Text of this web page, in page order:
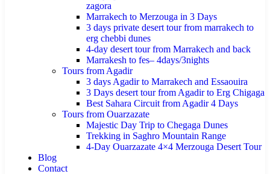
zagora
Marrakech to Merzouga in 3 Days
3 days private desert tour from marrakech to
erg chebbi dunes
4-day desert tour from Marrakech and back
Marrakesh to fes– 4days/3nights
Tours from Agadir
3 days Agadir to Marrakech and Essaouira
3 Days desert tour from Agadir to Erg Chigaga
Best Sahara Circuit from Agadir 4 Days
Tours from Ouarzazate
Majestic Day Trip to Chegaga Dunes
Trekking in Saghro Mountain Range
4-Day Ouarzazate 4×4 Merzouga Desert Tour
Blog
Contact